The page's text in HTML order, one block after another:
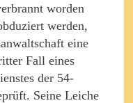
worden
werden,
eine
Fall eines
der 54-
Seine Leiche